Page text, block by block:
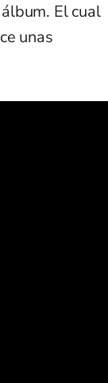
El cual
unas